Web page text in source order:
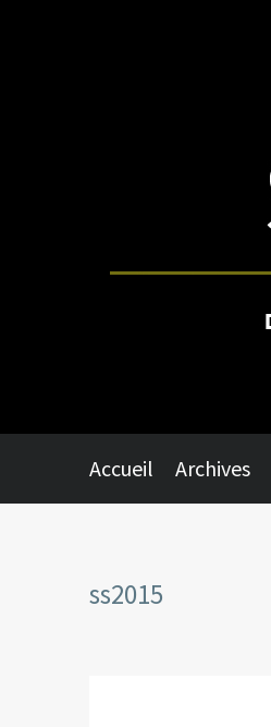
Accueil Archives
ss2015